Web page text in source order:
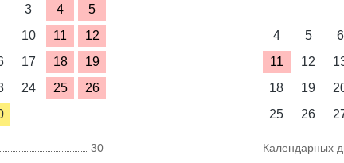
3 4
5
10 11
12
17 18
19
24 25
26
30
4
5 6
11
12
18
19
25
26
Календарных